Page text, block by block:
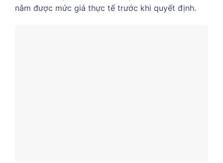
nắm được mức giá thực tế trước khi quyết định.